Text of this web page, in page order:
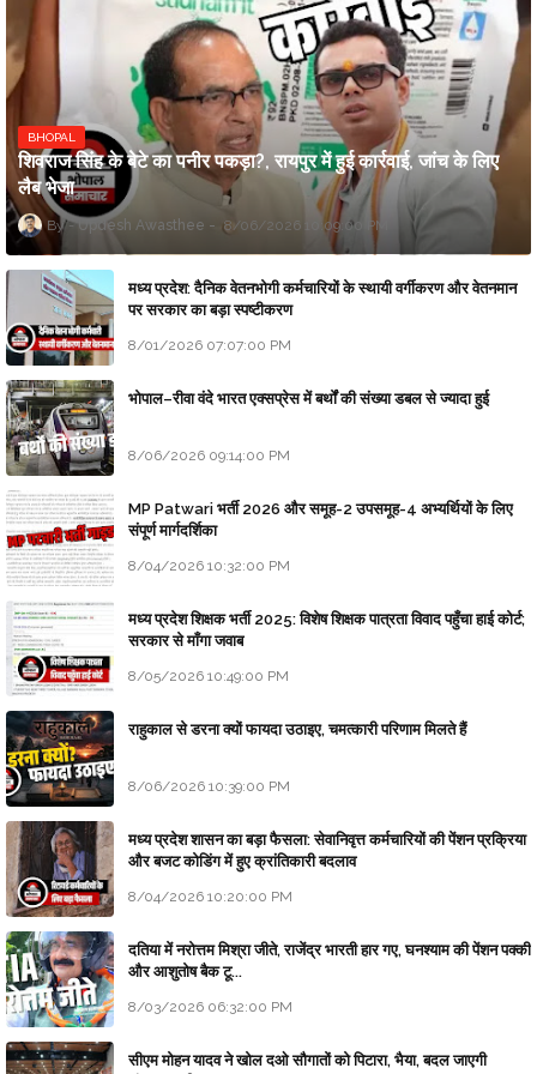
BHOPAL
शिवराज सिंह के बेटे का पनीर पकड़ा?, रायपुर में हुई कार्रवाई, जांच के लिए
लैब भेजा
Updesh Awasthee 8/06/2026 10:09:00 PM
मध्य प्रदेश: दैनिक वेतनभोगी कर्मचारियों के स्थायी वर्गीकरण और वेतनमान
पर सरकार का बड़ा स्पष्टीकरण
8/01/2026 07:07:00 PM
भोपाल–रीवा वंदे भारत एक्सप्रेस में बर्थों की संख्या डबल से ज्यादा हुई
8/06/2026 09:14:00 PM
MP Patwari भर्ती 2026 और समूह-2 उपसमूह-4 अभ्यर्थियों के लिए
संपूर्ण मार्गदर्शिका
8/04/2026 10:32:00 PM
मध्य प्रदेश शिक्षक भर्ती 2025: विशेष शिक्षक पात्रता विवाद पहुँचा हाई कोर्ट;
सरकार से माँगा जवाब
8/05/2026 10:49:00 PM
राहुकाल से डरना क्यों फायदा उठाइए, चमत्कारी परिणाम मिलते हैं
8/06/2026 10:39:00 PM
मध्य प्रदेश शासन का बड़ा फैसला: सेवानिवृत्त कर्मचारियों की पेंशन प्रक्रिया
और बजट कोडिंग में हुए क्रांतिकारी बदलाव
8/04/2026 10:20:00 PM
दतिया में नरोत्तम मिश्रा जीते, राजेंद्र भारती हार गए, घनश्याम की पेंशन पक्की
और आशुतोष बैक टू...
8/03/2026 06:32:00 PM
सीएम मोहन यादव ने खोल दओ सौगातों को पिटारा, भैया, बदल जाएगी